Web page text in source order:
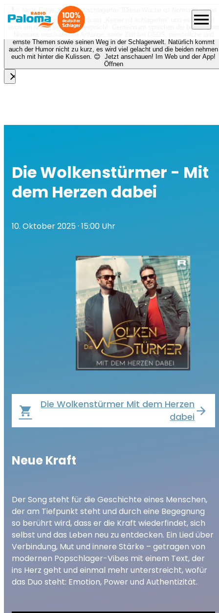
🎙️✨ Neue Folge „Keiner ist schlagerfrei“!
Diese Woche ist Norman Langen
bei Nora zu Gast beim Podcast „Keiner ist schlagerfrei“ und es erwartet
euch ein richtig schönes Gespräch! Gemeinsam sprechen die beiden über
Normans musikalische Anfänge, seine Zeit bei DSDS, persönliche und
ernste Themen sowie seinen Weg in der Schlagerwelt. Natürlich kommt
auch der Humor nicht zu kurz, es wird viel gelacht und die beiden nehmen
euch mit hinter die Kulissen. 😊 Jetzt anschauen! Im Web und der App!
Öffnen
close
menu
Die Wolkenstürmer - Mit
dem Herzen dabei
10. Oktober 2025· 15:00 Uhr
local_grocery_store
Die Wolkenstürmer Mit dem Herzen
dabei
Neue Kraft
Der Song steht für die Geschichte eines Menschen,
der am Tiefpunkt steht und durch eine Begegnung
so berührt wird, dass er die Kraft wiederfindet, sich
selbst und das Leben neu zu entdecken. Ein Lied über
Verbindung, Mut und innere Stärke – getragen von
modernen Popschlager-Vibes mit einem Text, der
ins Herz geht und einmal mehr unterstreicht, wofür
das Duo steht: Emotion, Power und Authentizität.